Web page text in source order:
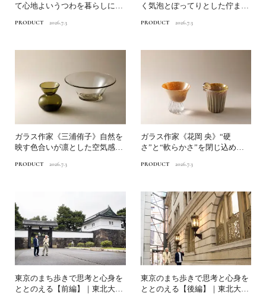
て心地よいうつわを暮らしに迎
PRODUCT 2026.7.3
く気泡とぽってりとした佇まい
PRODUCT 2026.7.3
ガラス作家《三浦侑子》自然を
映す色合いが凛とした空気感に
PRODUCT 2026.7.3
ガラス作家《花岡 央》“硬
さ”と“軟らかさ”を閉じ込める
PRODUCT 2026.7.3
東京のまち歩きで思考と心身を
ととのえる【前編】｜東北大学
東京のまち歩きで思考と心身を
ととのえる【後編】｜東北大学